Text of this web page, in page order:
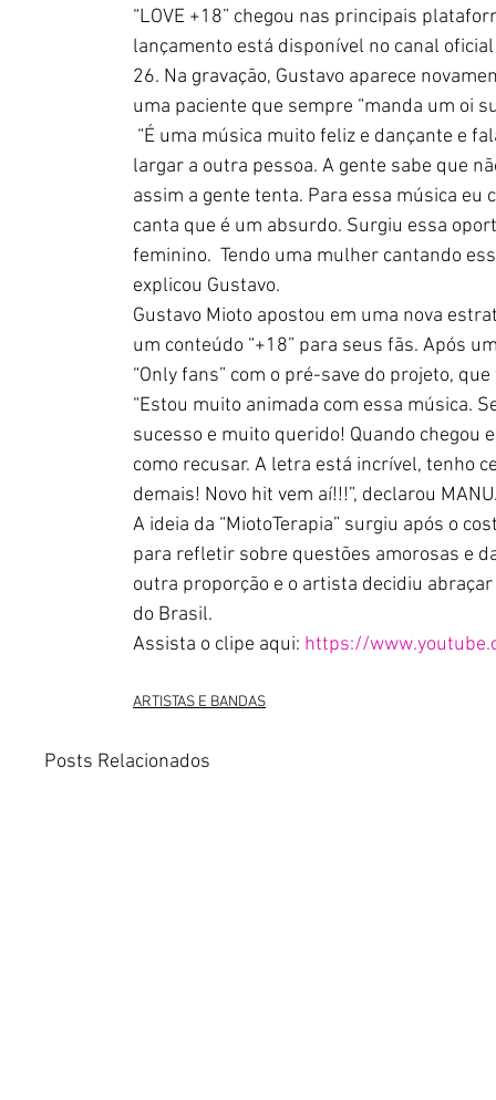
“LOVE +18” chegou nas principais
lançamento está disponível no canal
26. Na gravação, Gustavo aparece
uma paciente que sempre “manda um oi
“É uma música muito feliz e dançante e
largar a outra pessoa. A gente sabe que
assim a gente tenta. Para essa música
canta que é um absurdo. Surgiu essa
feminino.  Tendo uma mulher cantando
explicou Gustavo.
Gustavo Mioto apostou em uma nova
um conteúdo “+18” para seus fãs. Após
“Only fans” com o pré-save do projeto,
“Estou muito animada com essa música.
sucesso e muito querido! Quando chegou
como recusar. A letra está incrível, tenho
demais! Novo hit vem aí!!!”, declarou
A ideia da “MiotoTerapia” surgiu após o
para refletir sobre questões amorosas e
outra proporção e o artista decidiu
do Brasil.
Assista o clipe aqui: https://
ARTISTAS E BANDAS
Posts Relacionados